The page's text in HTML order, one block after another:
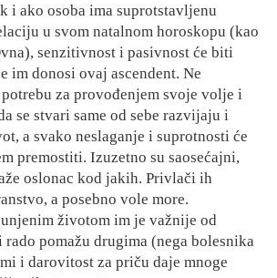
i ako osoba ima suprotstavljenu
u svom natalnom horoskopu (kao
senzitivnost i pasivnost će biti
im donosi ovaj ascendent. Ne
za provođenjem svoje volje i
se stvari same od sebe razvijaju i
a svako neslaganje i suprotnosti će
premostiti. Izuzetno su saosećajni,
oslonac kod jakih. Privlači ih
a posebno vole more.
životom im je važnije od
pomažu drugima (nega bolesnika
i darovitost za priču daje mnoge